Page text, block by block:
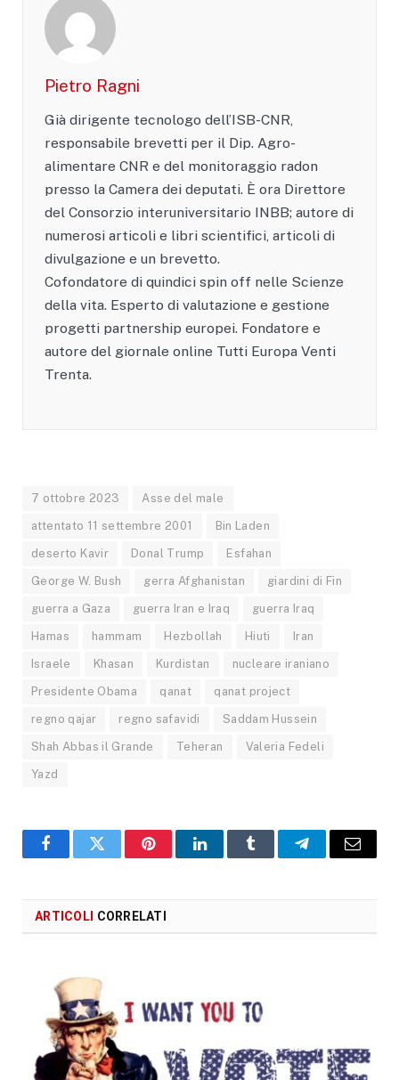
Pietro Ragni
Già dirigente tecnologo dell’ISB-CNR,
responsabile brevetti per il Dip. Agro-
alimentare CNR e del monitoraggio radon
presso la Camera dei deputati. È ora Direttore
del Consorzio interuniversitario INBB; autore di
numerosi articoli e libri scientifici, articoli di
divulgazione e un brevetto.
Cofondatore di quindici spin off nelle Scienze
della vita. Esperto di valutazione e gestione
progetti partnership europei. Fondatore e
autore del giornale online Tutti Europa Venti
Trenta.
7 ottobre 2023 Asse del male
attentato 11 settembre 2001 Bin Laden
deserto Kavir Donal Trump Esfahan
George W. Bush gerra Afghanistan giardini di Fin
guerra a Gaza guerra Iran e Iraq guerra Iraq
Hamas hammam Hezbollah Hiuti Iran
Israele Khasan Kurdistan nucleare iraniano
Presidente Obama qanat qanat project
regno qajar regno safavidi Saddam Hussein
Shah Abbas il Grande Teheran Valeria Fedeli
Yazd
Facebook
X PinterestLinkedInTumblr TelegramEmail
ARTICOLI CORRELATI